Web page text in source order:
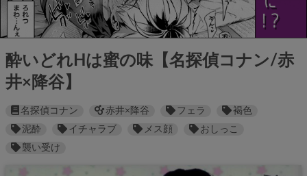
酔いどれHは蜜の味【名探偵コナン/赤
井×降谷】
名探偵コナン 赤井×降谷 フェラ
褐色
泥酔
イチャラブ メス顔
おしっこ
襲い受け